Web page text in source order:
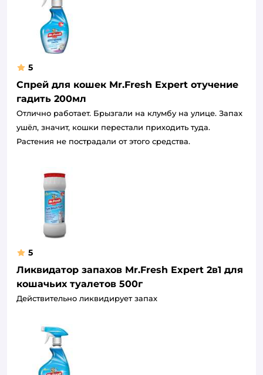
5
Спрей для кошек Mr.Fresh Expert отучение
гадить 200мл
Отлично работает. Брызгали на клумбу на улице. Запах
ушёл, значит, кошки перестали приходить туда.
Растения не пострадали от этого средства.
5
Ликвидатор запахов Mr.Fresh Expert 2в1 для
кошачьих туалетов 500г
Действительно ликвидирует запах